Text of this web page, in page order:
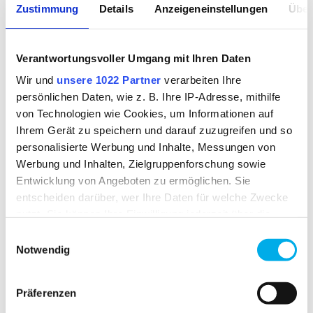
Zustimmung Details Anzeigeneinstellungen
Verantwortungsvoller Umgang mit Ihren Daten
Wir und unsere 1022 Partner verarbeiten Ihre
persönlichen Daten, wie z. B. Ihre IP-Adresse, mithilfe
von Technologien wie Cookies, um Informationen auf
Ihrem Gerät zu speichern und darauf zuzugreifen und so
personalisierte Werbung und Inhalte, Messungen von
Werbung und Inhalten, Zielgruppenforschung sowie
Entwicklung von Angeboten zu ermöglichen. Sie
entscheiden darüber, wer Ihre Daten für welche Zwecke
Trigger Symbol ändern oder widerrufen
Informationen über Ihre geografische Lage
Notwendig
Präferenzen
available from stock
FABRIC
Fleece
outer fabric 1:100% polyester
outer fabric 2:100% polyester
WEIGHT OF FABRIC
approx. 264.00 g